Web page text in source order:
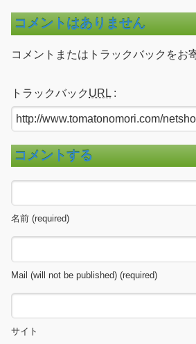
コメントはありません
コメントまたはトラックバックをお
トラックバック URL :
コメントする
名前 (required)
Mail (will not be published) (required)
サイト